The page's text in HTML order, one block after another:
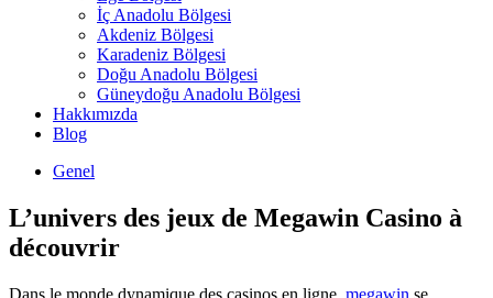
İç Anadolu Bölgesi
Akdeniz Bölgesi
Karadeniz Bölgesi
Doğu Anadolu Bölgesi
Güneydoğu Anadolu Bölgesi
Hakkımızda
Blog
Genel
L’univers des jeux de Megawin Casino à
découvrir
Dans le monde dynamique des casinos en ligne, megawin se